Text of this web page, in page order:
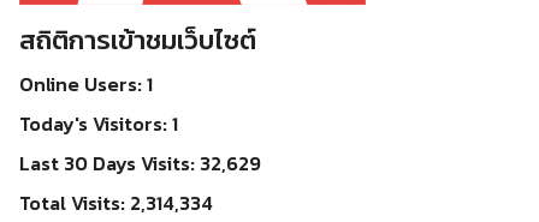
สถิติการเข้าชมเว็บไซต์
Online Users:1
Today's Visitors:1
Last 30 Days Visits: 32,629
Total Visits: 2,314,334